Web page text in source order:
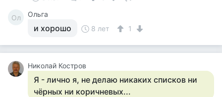
Ол Ольга
и хорошо 8 лет 1
Николай Костров
Я - лично я, не делаю никаких списков ни
чёрных ни коричневых...